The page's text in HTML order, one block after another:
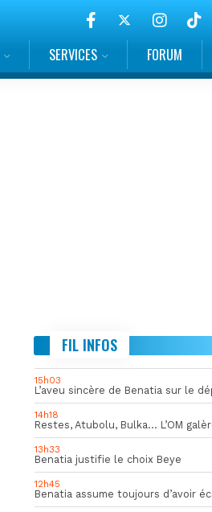
SERVICES FORUM
FIL INFOS
15h03
L’aveu sincère de Benatia sur le
14h18
13h33
Benatia justifie le choix Beye
12h45
Benatia assume toujours d’avoir